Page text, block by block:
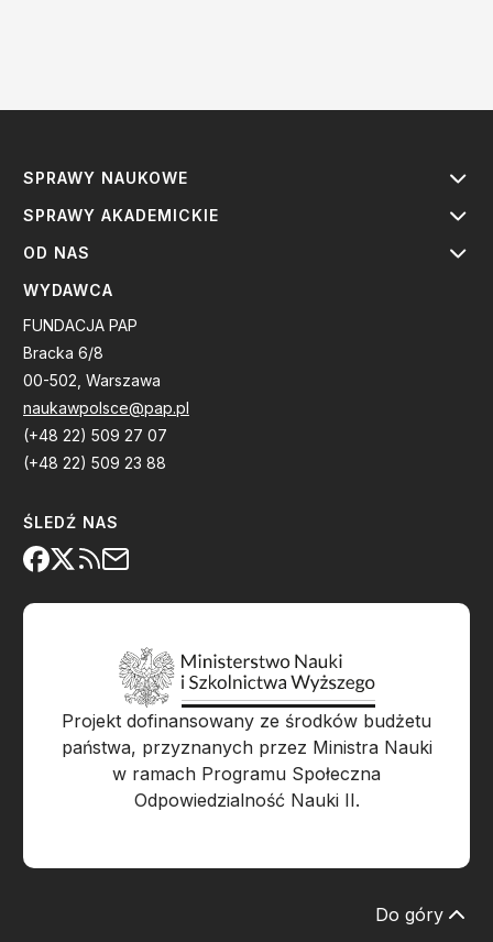
SPRAWY NAUKOWE
SPRAWY AKADEMICKIE
OD NAS
WYDAWCA
FUNDACJA PAP
Bracka 6/8
00-502, Warszawa
naukawpolsce@pap.pl
(+48 22) 509 27 07
(+48 22) 509 23 88
ŚLEDŹ NAS
Projekt dofinansowany ze środków budżetu
państwa, przyznanych przez Ministra Nauki
w ramach Programu Społeczna
Odpowiedzialność Nauki II.
Do góry